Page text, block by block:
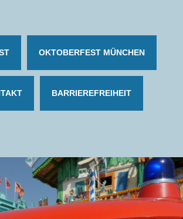
OKTOBERFEST MÜNCHEN
BARRIEREFREIHEIT